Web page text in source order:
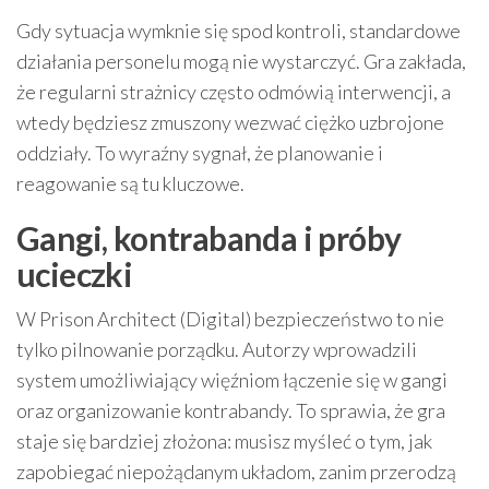
Gdy sytuacja wymknie się spod kontroli, standardowe
działania personelu mogą nie wystarczyć. Gra zakłada,
że regularni strażnicy często odmówią interwencji, a
wtedy będziesz zmuszony wezwać ciężko uzbrojone
oddziały. To wyraźny sygnał, że planowanie i
reagowanie są tu kluczowe.
Gangi, kontrabanda i próby
ucieczki
W Prison Architect (Digital) bezpieczeństwo to nie
tylko pilnowanie porządku. Autorzy wprowadzili
system umożliwiający więźniom łączenie się w gangi
oraz organizowanie kontrabandy. To sprawia, że gra
staje się bardziej złożona: musisz myśleć o tym, jak
zapobiegać niepożądanym układom, zanim przerodzą